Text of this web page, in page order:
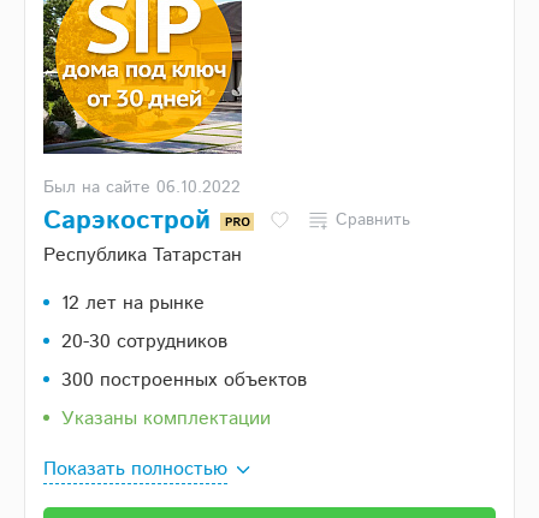
Был на сайте 06.10.2022
Сарэкострой Сравнить
Республика Татарстан
12 лет на рынке
20-30 сотрудников
300 построенных объектов
Указаны комплектации
Показать полностью